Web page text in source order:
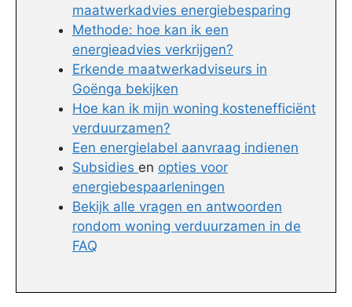
maatwerkadvies energiebesparing
Methode: hoe kan ik een
energieadvies verkrijgen?
Erkende maatwerkadviseurs in
Goënga bekijken
Hoe kan ik mijn woning kostenefficiënt
verduurzamen?
Een energielabel aanvraag indienen
Subsidies en opties voor
energiebespaarleningen
Bekijk alle vragen en antwoorden
rondom woning verduurzamen in de
FAQ